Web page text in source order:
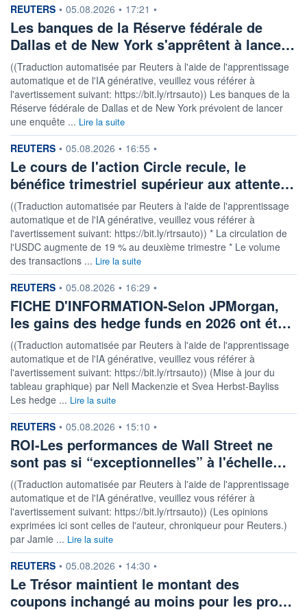
information fournie par
REUTERS • 05.08.2026 • 17:21 •
Les banques de la Réserve fédérale de
Dallas et de New York s'apprêtent à lance…
((Traduction automatisée par Reuters à l'aide de l'apprentissage
automatique et de l'IA générative, veuillez vous référer à
l'avertissement suivant: https://bit.ly/rtrsauto)) Les banques de la
Réserve fédérale de Dallas et de New York prévoient de lancer
une enquête ... Lire la suite
information fournie par
REUTERS • 05.08.2026 • 16:55 •
Le cours de l'action Circle recule, le
bénéfice trimestriel supérieur aux attente…
((Traduction automatisée par Reuters à l'aide de l'apprentissage
automatique et de l'IA générative, veuillez vous référer à
l'avertissement suivant: https://bit.ly/rtrsauto)) * La circulation de
l'USDC augmente de 19 % au deuxième trimestre * Le volume
des transactions ... Lire la suite
information fournie par
REUTERS • 05.08.2026 • 16:29 •
FICHE D'INFORMATION-Selon JPMorgan,
les gains des hedge funds en 2026 ont ét…
((Traduction automatisée par Reuters à l'aide de l'apprentissage
automatique et de l'IA générative, veuillez vous référer à
l'avertissement suivant: https://bit.ly/rtrsauto)) (Mise à jour du
tableau graphique) par Nell Mackenzie et Svea Herbst-Bayliss
Les hedge ... Lire la suite
information fournie par
REUTERS • 05.08.2026 • 15:10 •
ROI-Les performances de Wall Street ne
sont pas si “exceptionnelles” à l'échelle…
((Traduction automatisée par Reuters à l'aide de l'apprentissage
automatique et de l'IA générative, veuillez vous référer à
l'avertissement suivant: https://bit.ly/rtrsauto)) (Les opinions
exprimées ici sont celles de l'auteur, chroniqueur pour Reuters.)
par Jamie ... Lire la suite
information fournie par
REUTERS • 05.08.2026 • 14:30 •
Le Trésor maintient le montant des
coupons inchangé au moins pour les pro…